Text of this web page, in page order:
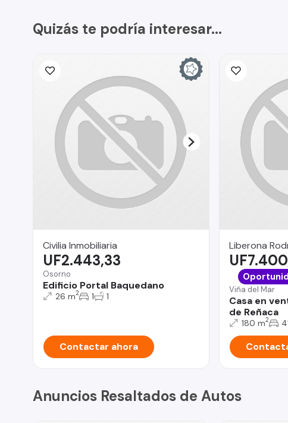
Quizás te podría interesar...
Civilia Inmobiliaria
Osorno
Edificio Portal Baquedano
UF2.443,33
26 m2 1 1
Contactar ahora
Liberona
Viña del Mar
Casa en
de Reñaca
180 m2 4
Anuncios Resaltados de Autos